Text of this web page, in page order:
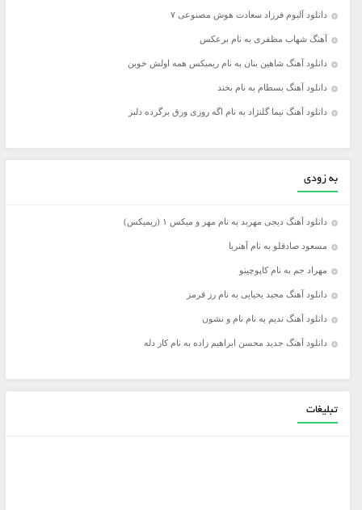
دانلود آلبوم فرزاد سعادت هوش مصنوعی ۷
آهنگ شهاب مظفری به نام برعکس
دانلود آهنگ شاهین بنان به نام ریمیکس همه اولش خوبن
دانلود آهنگ بسطام به نام بخند
دانلود آهنگ نیما گلنژاد به نام اگه روزی ورق برگرده دلبر
به زودی
دانلود آهنگ دیجی مهربد به نام مهر و میکس ۱ (ریمیکس)
مسعود صادقلو به نام آهنربا
مهراد جم به نام کاپوچینو
دانلود آهنگ مجید یحیایی به نام رز قرمز
دانلود آهنگ ندیم به نام نام و نشون
دانلود آهنگ جدید محسن ابراهیم زاده به نام کار دله
تبلیغات